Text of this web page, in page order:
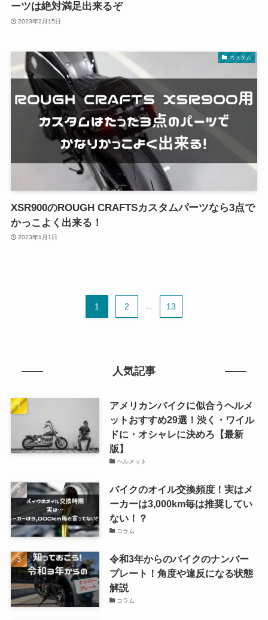
ーツは絶対満足出来るぞ
2023年2月15日
カスタム
XSR900のROUGH CRAFTSカスタムパーツなら3点で
かっこよく出来る！
2023年1月1日
1 2 13
人気記事
アメリカンバイクに似合うヘルメ
ットおすすめ29選！渋く・ワイル
ドに・オシャレに決めろ【最新
版】
ヘルメット
バイクのオイル交換頻度！実はメ
ーカーは3,000km毎は推奨してい
ない！？
コラム
令和3年からのバイクのナンバー
プレート！角度や違反になる状態
解説
コラム